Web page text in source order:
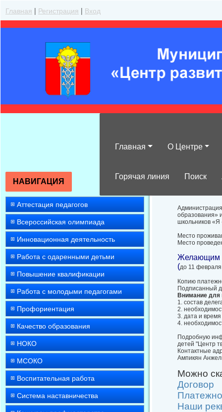
Главная | Регистрация | Вход
Главная О Центре
Горячая линия Поиск
НАВИГАЦИЯ
Аттестация педагогов
Всероссийская олимпиада
Инновационная деятельность
Работа с одаренными детьми
Повышение квалификации
Работа с молодыми педагогами
Профориентация
Качество образования
НОКО
МСОКО
Воспитательная работа
Система наставничества
образования»
школьников «Я
Место
Место
Желающим
(до 11
Копию
Подписанный
Внимание для
1. состав
2.
3. дата и
4.
Подробную
детей "Центр
Контактные
Ампикян
Можно
Договор
Наши